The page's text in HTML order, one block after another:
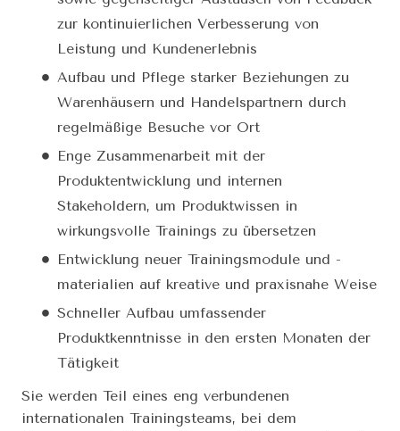
zur kontinuierlichen Verbesserung von
Leistung und Kundenerlebnis
Aufbau und Pflege starker Beziehungen zu
Warenhäusern und Handelspartnern durch
regelmäßige Besuche vor Ort
Enge Zusammenarbeit mit der
Produktentwicklung und internen
Stakeholdern, um Produktwissen in
wirkungsvolle Trainings zu übersetzen
Entwicklung neuer Trainingsmodule und -
materialien auf kreative und praxisnahe Weise
Schneller Aufbau umfassender
Produktkenntnisse in den ersten Monaten der
Tätigkeit
Sie werden Teil eines eng verbundenen
internationalen Trainingsteams, bei dem